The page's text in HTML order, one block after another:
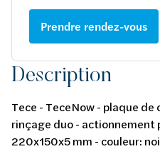
Prendre rendez-vous
Description
Tece - TeceNow - plaque
rinçage duo - actionnement
220x150x5 mm - couleur: